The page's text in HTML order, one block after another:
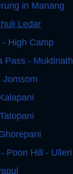
in Manang
Ledar
High Camp
Pass - Muktinath
Jomsom
Poon Hill - Ulleri